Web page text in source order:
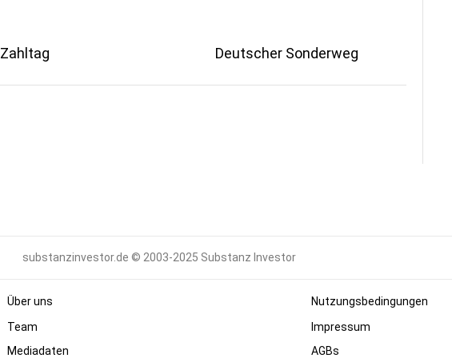
Zahltag Deutscher Sonderweg
substanzinvestor.de © 2003-2025 Substanz Investor
Über uns
Team
Mediadaten
Nutzungsbedingungen
Impressum
AGBs